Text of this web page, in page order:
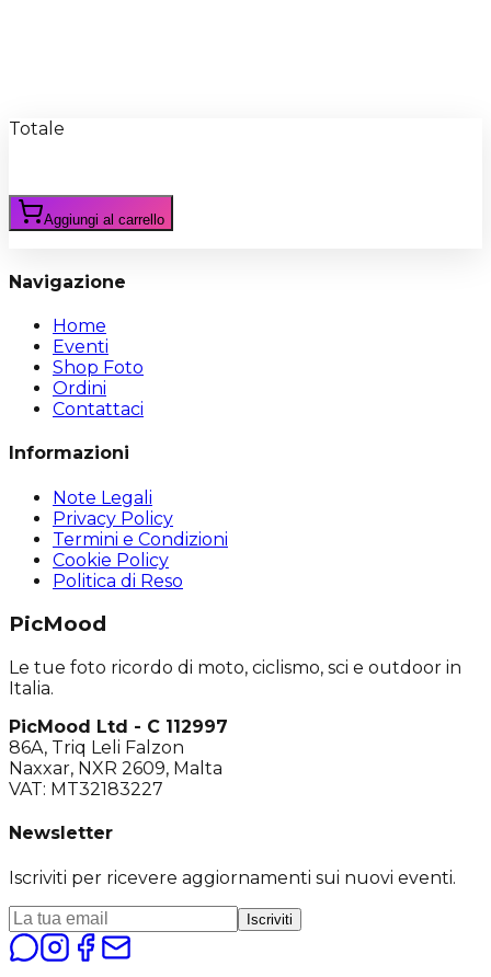
Totale
Aggiungi al carrello
Navigazione
Home
Eventi
Shop Foto
Ordini
Contattaci
Informazioni
Note Legali
Privacy Policy
Termini e Condizioni
Cookie Policy
Politica di Reso
PicMood
Le tue foto ricordo di moto, ciclismo, sci e outdoor in
Italia.
PicMood Ltd - C 112997
86A, Triq Leli Falzon
Naxxar, NXR 2609, Malta
VAT: MT32183227
Newsletter
Iscriviti per ricevere aggiornamenti sui nuovi eventi.
Iscriviti